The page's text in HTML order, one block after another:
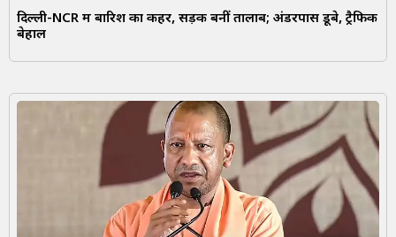
दिल्ली-NCR में बारिश का कहर, सड़कें बनीं तालाब; अंडरपास डूबे, ट्रैफिक
बेहाल